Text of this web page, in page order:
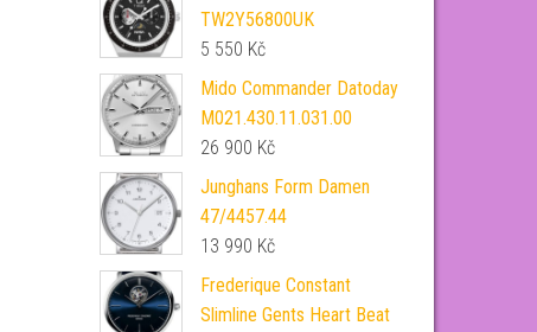
TW2Y56800UK
5 550 Kč
Mido Commander Datoday
M021.430.11.031.00
26 900 Kč
Junghans Form Damen
47/4457.44
13 990 Kč
Frederique Constant
Slimline Gents Heart Beat